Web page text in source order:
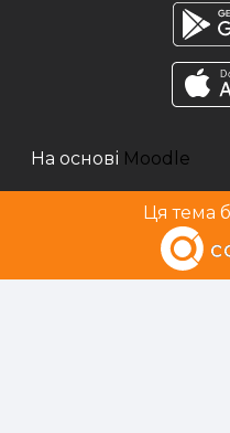
На основі Moodle
Ця тема